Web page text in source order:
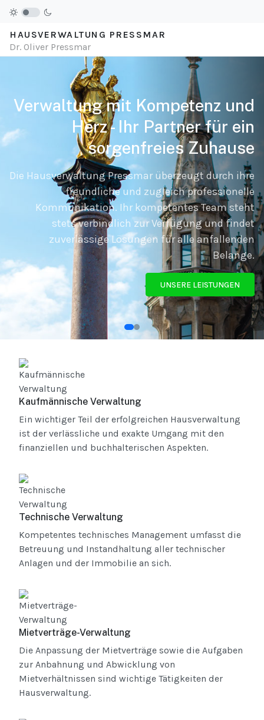
HAUSVERWALTUNG PRESSMAR
Dr. Oliver Pressmar
Verwaltung mit Kompetenz und
Herz - Ihr Partner für ein
sorgenfreies Zuhause
Die Hausverwaltung Pressmar überzeugt durch ihre
freundliche und zugleich professionelle
Kommunikation. Ihr kompetentes Team steht
stets verbindlich zur Verfügung und findet
zuverlässige Lösungen für alle anfallenden
Belange.
UNSERE LEISTUNGEN
Kaufmännische Verwaltung
Ein wichtiger Teil der erfolgreichen Hausverwaltung
ist der verlässliche und exakte Umgang mit den
finanziellen und buchhalterischen Aspekten.
Technische Verwaltung
Kompetentes technisches Management umfasst die
Betreuung und Instandhaltung aller technischer
Anlagen und der Immobilie an sich.
Mietverträge-Verwaltung
Die Anpassung der Mietverträge sowie die Aufgaben
zur Anbahnung und Abwicklung von
Mietverhältnissen sind wichtige Tätigkeiten der
Hausverwaltung.